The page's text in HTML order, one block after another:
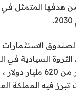
الاستثمارات
السيادية في
أصول تقدر بأكثر من
فيه المملكة